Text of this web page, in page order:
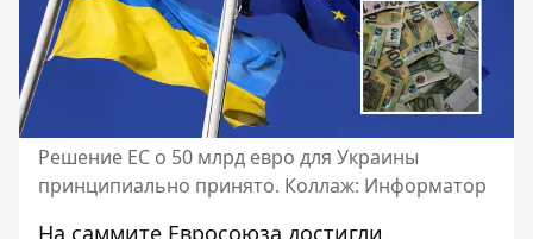
Решение ЕС о 50 млрд евро для Украины
принципиально принято. Коллаж: Информатор
На саммите Евросоюза достигли